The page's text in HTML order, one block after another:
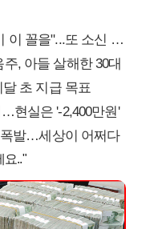
을"...또 소신 발언
, 아들 살해한 30대
초 지급 목표
현실은 '-2,400만원'
발…세상이 어쩌다
요.."